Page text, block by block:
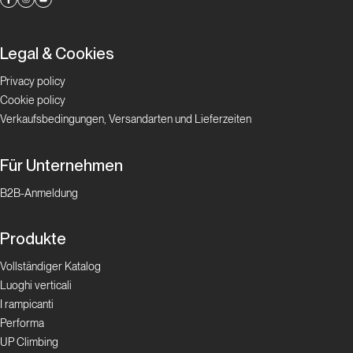
Legal & Cookies
Privacy policy
Cookie policy
Verkaufsbedingungen, Versandarten und Lieferzeiten
Für Unternehmen
B2B-Anmeldung
Produkte
Vollständiger Katalog
Luoghi verticali
I rampicanti
Performa
UP Climbing